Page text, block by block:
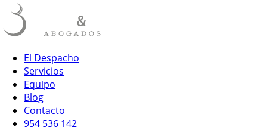
El Despacho
Servicios
Equipo
Blog
Contacto
954 536 142